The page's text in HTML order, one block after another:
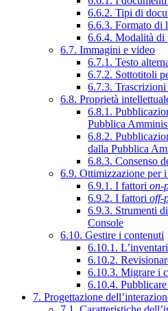
6.6.2. Tipi di
6.6.3. Formato di
6.6.4. Modalità di
6.7. Immagini e video
6.7.1. Testo
6.7.2. Sottotitoli
6.7.3.
6.8. Proprietà
6.8.1.
Pubblica
6.8.2.
dalla Pubblica
6.8.3. Consenso
6.9. Ottimizzazione per
6.9.1. I fattori on-
6.9.2. I fattori off-
6.9.3. Strumenti
Console
6.10. Gestire i contenuti
6.10.1.
6.10.2.
6.10.3. Migrare i
6.10.4.
7. Progettazione